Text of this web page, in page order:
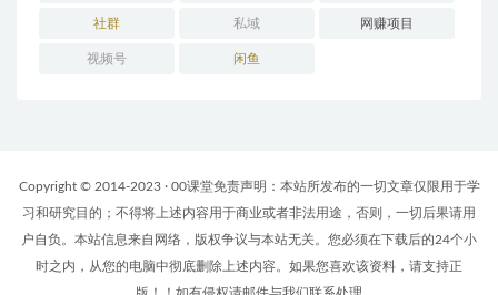
社群 私域 网赚项目
视频号 闲鱼
Copyright © 2014-2023 · 00课堂免责声明：本站所发布的一切文章仅限用于学
习和研究目的；不得将上述内容用于商业或者非法用途，否则，一切后果请用
户自负。本站信息来自网络，版权争议与本站无关。您必须在下载后的24个小
时之内，从您的电脑中彻底删除上述内容。如果您喜欢该资料，请支持正